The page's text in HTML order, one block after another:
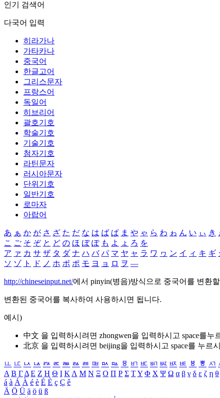
인기 검색어
다국어 입력
히라가나
가타카나
중국어
한글고어
그리스문자
프랑스어
독일어
히브리어
괄호기호
학술기호
기술기호
첨자기호
라틴문자
러시아문자
단위기호
일반기호
로마자
아랍어
あ ぁ か が さ ざ た だ な は ば ぱ ま や ゃ ら わ ゎ ん い ぃ き
こ ご そ ぞ と ど の ほ ぼ ぽ も よ ょ ろ を
ア ァ カ サ ザ タ ダ ナ ハ バ パ マ ヤ ャ ラ ワ ヮ ン イ ィ キ ギ
ソ ゾ ト ド ノ ホ ボ ポ モ ヨ ョ ロ ヲ ―
http://chineseinput.net/에서 pinyin(병음)방식으로 중국어를 변환
변환된 중국어를 복사하여 사용하시면 됩니다.
예시)
中文 을 입력하시려면 zhongwen을 입력하시고 space를누
北京 을 입력하시려면 beijing을 입력하시고 space를 누르
ㅥ ㅦ ㅧ ㅨ ㅩ ㅪ ㅫ ㅬ ㅭ ㅮ ㅯ ㅰ ㅱ ㅲ ㅳ ㅴ ㅵ ㅶ ㅷ ㅸ ㅹ ㅺ
Α Β ΓΔ Ε Ζ Η Θ Ι ΚΛ Μ Ν Ξ Ο Π Ρ Σ ΤΥ Φ Χ Ψ Ω α β γ δ ε ζ η θ
á à Á À é è É È ç Ç ê
Ä Ö Ü ä ö ü ß